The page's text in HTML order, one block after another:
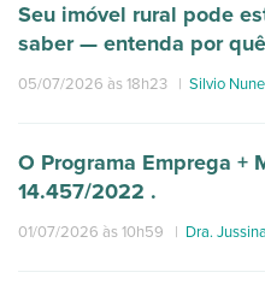
Seu imóvel rural pode
saber — entenda por quê
05/07/2026 às 18h23 | Silvio
O Programa Emprega +
14.457/2022 .
01/07/2026 às 10h59 | Dra.